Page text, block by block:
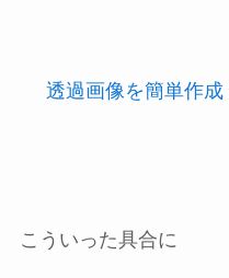
透過画像を簡単作成
こういった具合に